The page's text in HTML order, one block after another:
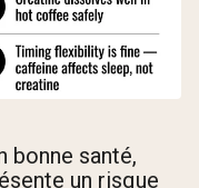
bonne santé,
un risque